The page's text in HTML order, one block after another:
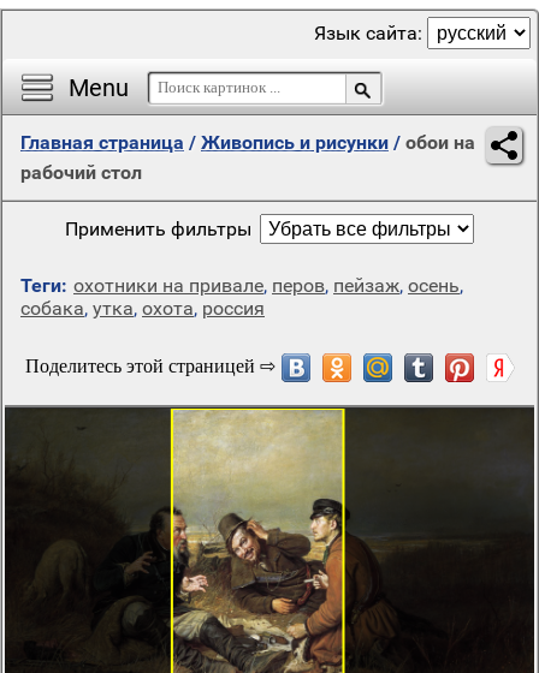
Menu
Язык сайта:
Главная страница / Живопись и рисунки / обои на
рабочий стол
Применить фильтры
Теги: охотники на привале, перов, пейзаж, осень,
собака, утка, охота, россия